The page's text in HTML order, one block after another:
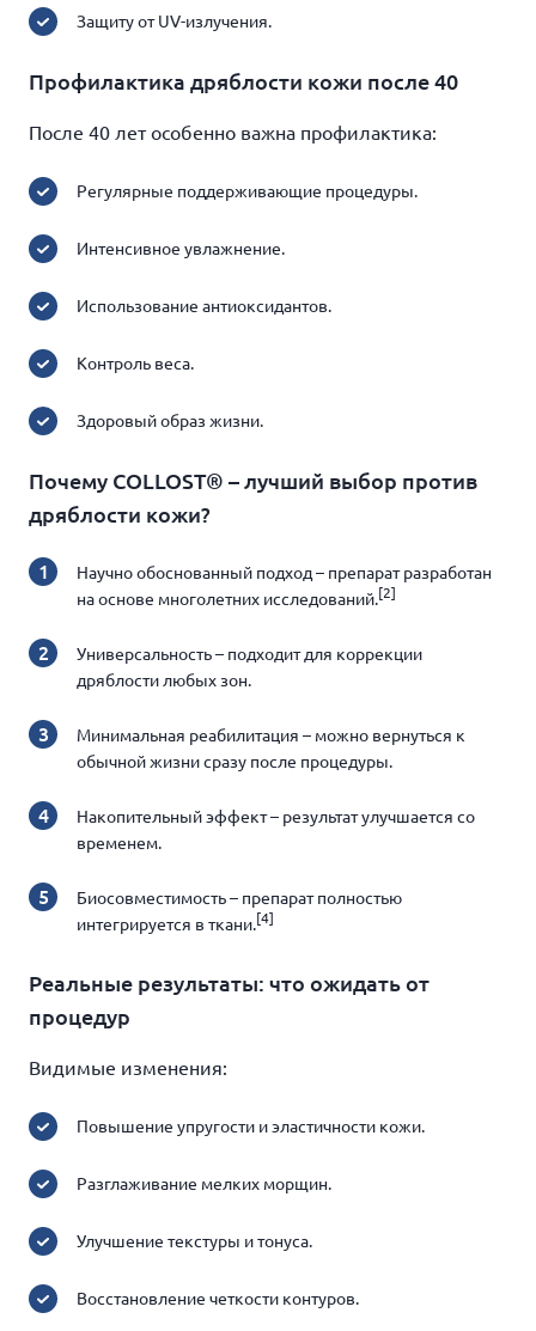
Защиту от UV-излучения.
Профилактика дряблости кожи после 40
После 40 лет особенно важна профилактика:
Регулярные поддерживающие процедуры.
Интенсивное увлажнение.
Использование антиоксидантов.
Контроль веса.
Здоровый образ жизни.
Почему COLLOST® – лучший выбор против
дряблости кожи?
Научно обоснованный подход – препарат разработан
на основе многолетних исследований.[2]
Универсальность – подходит для коррекции
дряблости любых зон.
Минимальная реабилитация – можно вернуться к
обычной жизни сразу после процедуры.
Накопительный эффект – результат улучшается со
временем.
Биосовместимость – препарат полностью
интегрируется в ткани.[4]
Реальные результаты: что ожидать от
процедур
Видимые изменения:
Повышение упругости и эластичности кожи.
Разглаживание мелких морщин.
Улучшение текстуры и тонуса.
Восстановление четкости контуров.